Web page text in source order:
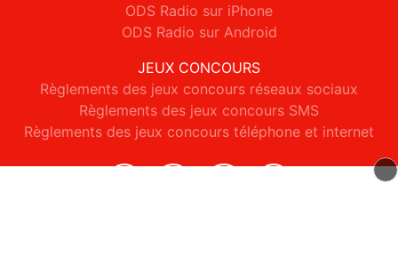
ODS Radio sur iPhone
ODS Radio sur Android
JEUX CONCOURS
Règlements des jeux concours réseaux sociaux
Règlements des jeux concours SMS
Règlements des jeux concours téléphone et internet